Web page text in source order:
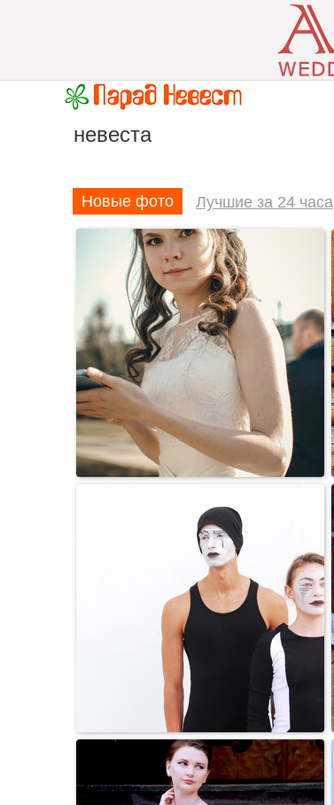
невеста
Новые фото Лучшие за 24 часа